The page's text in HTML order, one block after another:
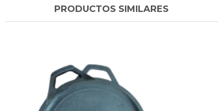
PRODUCTOS SIMILARES